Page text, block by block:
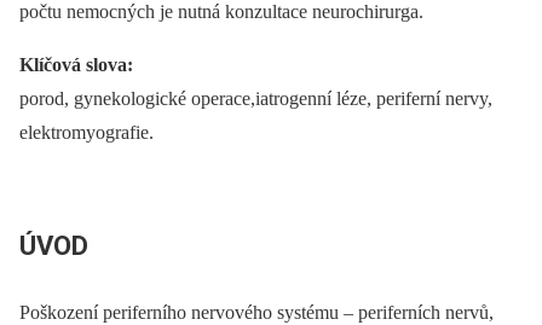
počtu nemocných je nutná konzultace neurochirurga.
Klíčová slova:
porod, gynekologické operace,iatrogenní léze, periferní nervy,
elektromyografie.
ÚVOD
Poškození periferního nervového systému –⁠ periferních nervů,